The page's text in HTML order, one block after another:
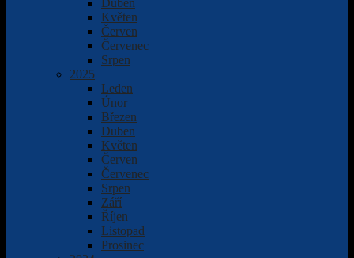
Duben
Květen
Červen
Červenec
Srpen
2025
Leden
Únor
Březen
Duben
Květen
Červen
Červenec
Srpen
Září
Říjen
Listopad
Prosinec